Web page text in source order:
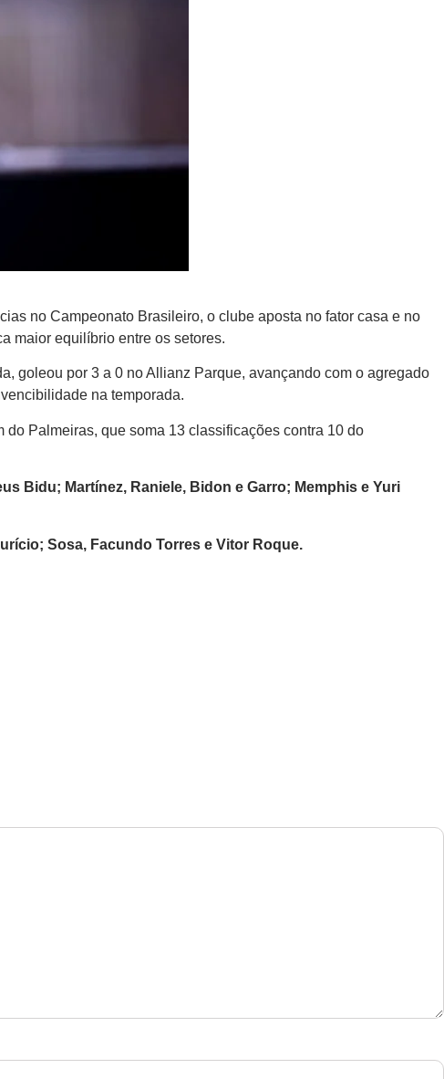
no Campeonato Brasileiro, o clube aposta no fator casa e no
maior equilíbrio entre os setores.
goleou por 3 a 0 no Allianz Parque, avançando com o agregado
na temporada.
Palmeiras, que soma 13 classificações contra 10 do
Bidu; Martínez, Raniele, Bidon e Garro; Memphis e Yuri
Sosa, Facundo Torres e Vitor Roque.